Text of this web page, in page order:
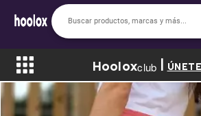
Bienvenido a hoolox
La evolución de la moda en línea.
Iniciar sesión
Hooloxclub ÚNETE